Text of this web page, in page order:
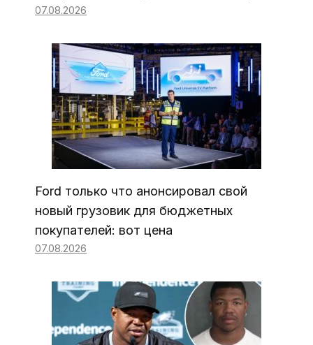
07.08.2026
Ford только что анонсировал свой
новый грузовик для бюджетных
покупателей: вот цена
07.08.2026